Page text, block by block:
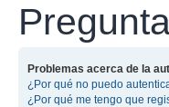
Problemas acerca de la
¿Por qué no puedo
¿Por qué me tengo que